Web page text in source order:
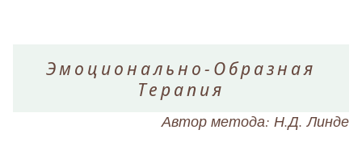
Эмоционально-Образная
Терапия
Автор метода: Н.Д. Линде